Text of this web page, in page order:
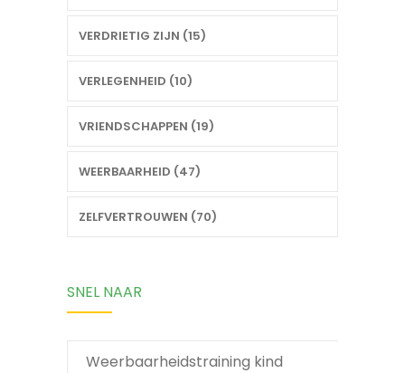
VERDRIETIG ZIJN (15)
VERLEGENHEID (10)
VRIENDSCHAPPEN (19)
WEERBAARHEID (47)
ZELFVERTROUWEN (70)
SNEL NAAR
Weerbaarheidstraining kind